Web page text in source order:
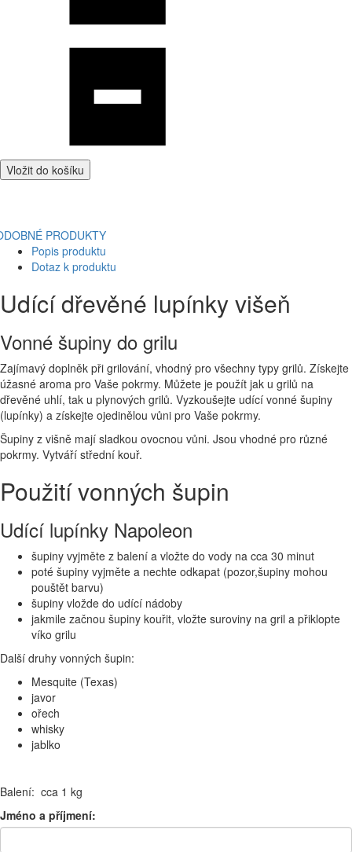
Vložit do košíku
PRODUKTY
Popis produktu
Dotaz k produktu
Udící dřevěné lupínky višeň
Vonné šupiny do grilu
Zajímavý doplněk při grilování, vhodný pro všechny typy grilů. Získejte
úžasné aroma pro Vaše pokrmy. Můžete je použít jak u grilů na
dřevěné uhlí, tak u plynových grilů. Vyzkoušejte udící vonné šupiny
(lupínky) a získejte ojedinělou vůni pro Vaše pokrmy.
Šupiny z višně mají sladkou ovocnou vůni. Jsou vhodné pro různé
pokrmy. Vytváří střední kouř.
Použití vonných šupin
Udící lupínky Napoleon
šupiny vyjměte z balení a vložte do vody na cca 30 minut
poté šupiny vyjměte a nechte odkapat (pozor,šupiny mohou
pouštět barvu)
šupiny vložde do udící nádoby
jakmile začnou šupiny kouřit, vložte suroviny na gril a přiklopte
víko grilu
Další druhy vonných šupin:
Mesquite (Texas)
javor
ořech
whisky
jablko
Balení: cca 1 kg
Jméno a příjmení: